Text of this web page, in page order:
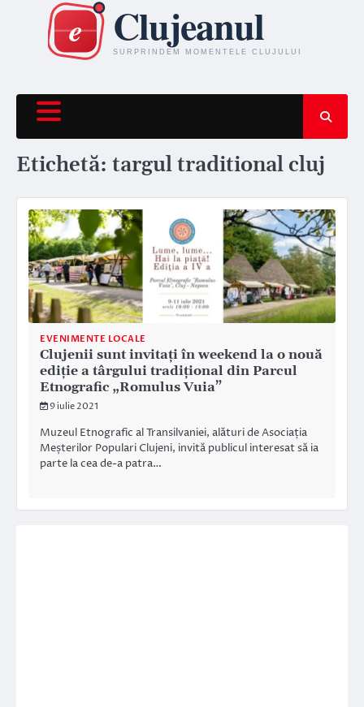
content
Etichetă: targul traditional cluj
EVENIMENTE LOCALE
Clujenii sunt invitați în weekend la o nouă
ediție a târgului tradițional din Parcul
Etnografic „Romulus Vuia”
9 iulie 2021
Muzeul Etnografic al Transilvaniei, alături de Asociația
Meșterilor Populari Clujeni, invită publicul interesat să ia
parte la cea de-a patra…